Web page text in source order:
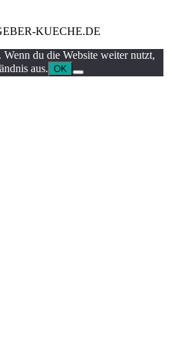
KUECHE.DE
du die Website weiter nutzt,
aus. OK